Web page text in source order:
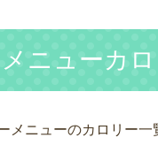
ニューカ
メニューのカロリー